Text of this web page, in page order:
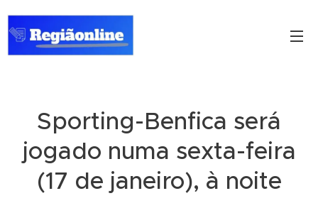
Sporting-Benfica será
jogado numa sexta-feira
(17 de janeiro), à noite